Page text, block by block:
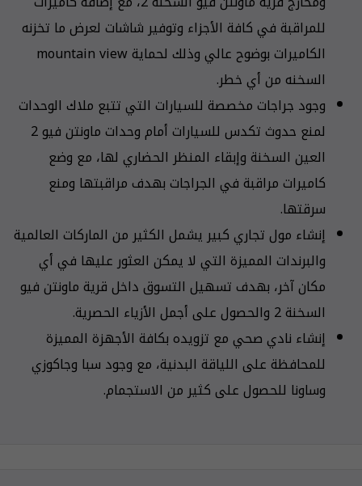
للمراقبة في كافة الأجزاء وتوفير شاشات لعرض ما تخزنه
الكاميرات بوضوح عالي وذلك لحماية mountain view
السخنه من أي خطر.
وجود جراجات مخصصة للسيارات التي تتبع ملاك الوحدات
لمنع حدوث تكدس للسيارات أمام وحدات ماونتن فيو 2
العين السخنة وإبقاء المنظر الحضاري لها، مع وضع
كاميرات مراقبة في الجراجات بهدف مراقبتها ومنع
سرقتها.
إنشاء مول تجاري كبير يشمل الكثير من الماركات العالمية
والبرندات المميزة التي لا يمكن العثور عليها في أي
مكان آخر، بهدف تسهيل التسوق داخل قرية ماونتن فيو
السخنة 2 والحصول على أجمل الأزياء الحصرية.
إنشاء نادي صحي مع تزويده بكافة الأجهزة المميزة
للمحافظة على اللياقة البدنية، مع وجود سبا وجاكوزي
وساونا للحصول على كثير من الاستجمام.